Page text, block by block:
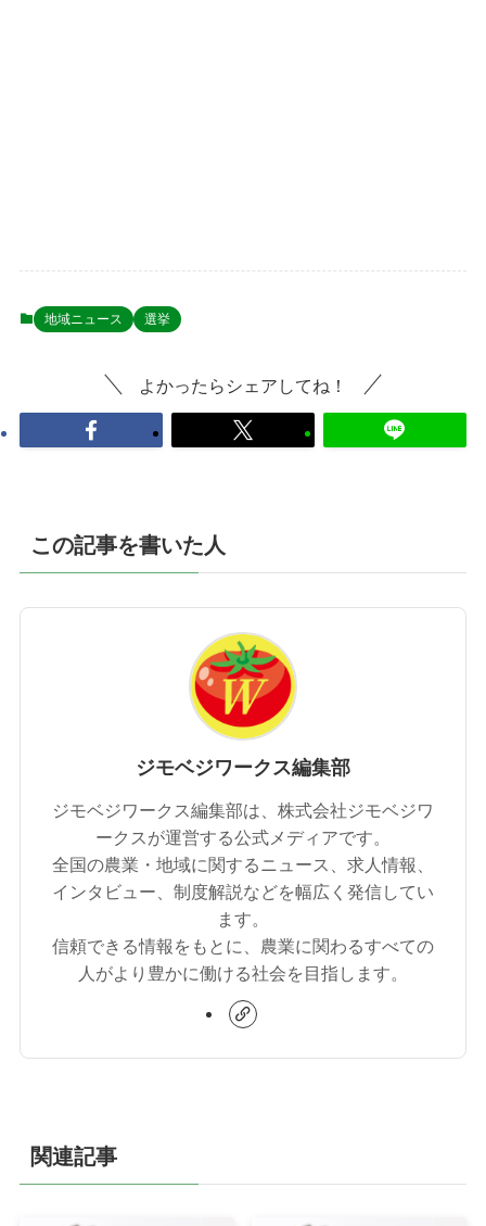
地域ニュース 選挙
よかったらシェアしてね！
この記事を書いた人
ジモベジワークス編集部
ジモベジワークス編集部は、株式会社ジモベジワ
ークスが運営する公式メディアです。
全国の農業・地域に関するニュース、求人情報、
インタビュー、制度解説などを幅広く発信してい
ます。
信頼できる情報をもとに、農業に関わるすべての
人がより豊かに働ける社会を目指します。
関連記事